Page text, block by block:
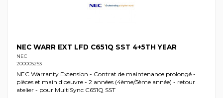
NEC WARR EXT LFD C651Q SST 4+5TH YEAR
NEC
200005253
NEC Warranty Extension - Contrat de maintenance prolongé -
pièces et main d'oeuvre - 2 années (4ème/5ème année) - retour
atelier - pour MultiSync C651Q SST